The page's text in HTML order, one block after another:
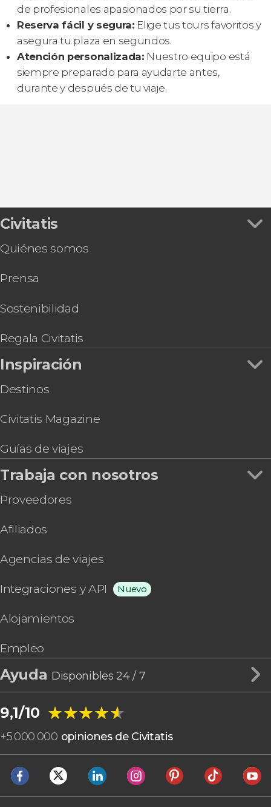
de profesionales apasionados por su tierra.
Reserva fácil y segura: Elige tus tours favoritos y
asegura tu plaza en segundos.
Atención personalizada: Nuestro equipo está
siempre preparado para ayudarte antes,
durante y después de tu viaje.
Civitatis
Quiénes somos
Prensa
Sostenibilidad
Regala Civitatis
Inspiración
Destinos
Civitatis Magazine
Guías de viajes
Trabaja con nosotros
Proveedores
Afiliados
Agencias de viajes
Integraciones y API Nuevo
Alojamientos
Empleo
Ayuda Disponibles 24 / 7
9,1/10 ★★★★★
★★★★★
+5.000.000 opiniones de Civitatis